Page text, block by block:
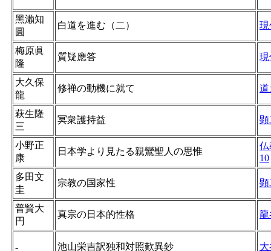
黑瀨知
圓
白道を進む（二） 現
梅原眞
隆
質疑應答 現
大久保
龍
修禅の動機に就て 道
萩生隆
三
冥衆護持益 顕
小野正
康
日本学より見たる親鸞聖人の思惟
仏
10
多田文
圭
宗教の国家性 顕
普賢大
円
真宗の日本的性格 龍
- 池山栄吉訳独和対照歎異鈔